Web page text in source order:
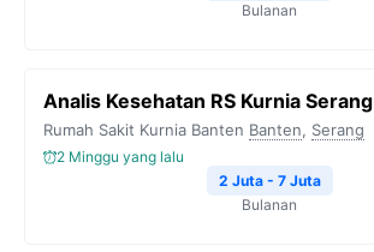
Bulanan
Analis Kesehatan RS Kurnia Serang
Rumah Sakit Kurnia Banten Banten, Serang
2 Minggu yang lalu
2 Juta - 7 Juta
Bulanan